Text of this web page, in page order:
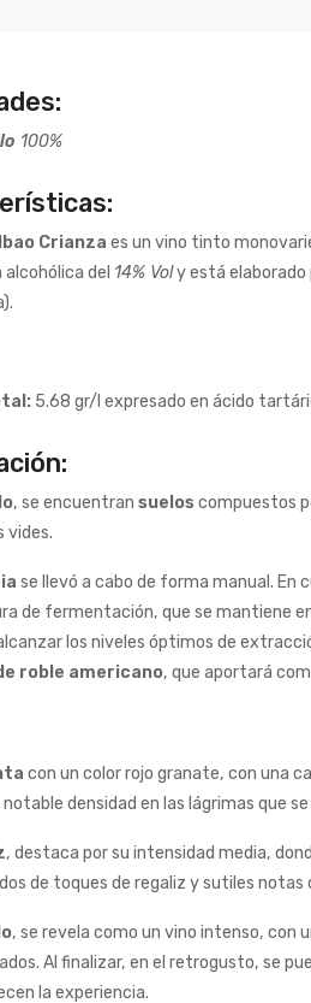
100%
Crianza es un vino tinto
del 14% Voly está elaborado
5.68 gr/l expresado en ácido
, se encuentransuelos compuestos
vides.
se llevó a cabo de forma manual. En
de fermentación, que se mantiene
los niveles óptimos de
roble americano, que aportará
con un color rojo granate, con una
densidad en las lágrimas que
, destaca por su intensidad media,
de toques de regaliz y sutiles notas
, se revela como un vino intenso, con
Al finalizar, en el retrogusto, se
la experiencia.